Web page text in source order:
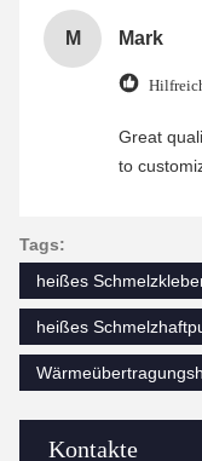
Kontakte
M Mark
Great
to
Tags:
heißes
heißes